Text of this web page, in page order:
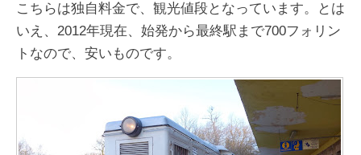
こちらは独自料金で、観光値段となっています。とは
いえ、2012年現在、始発から最終駅まで700フォリン
トなので、安いものです。